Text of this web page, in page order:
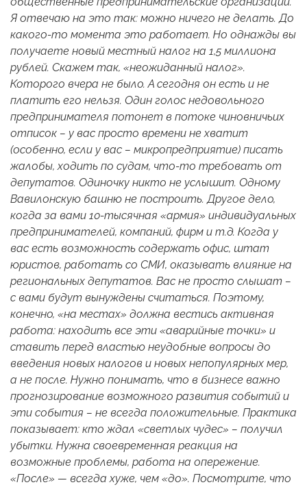
Я отвечаю на это так: можно ничего не делать. До
какого-то момента это работает. Но однажды вы
получаете новый местный налог на 1,5 миллиона
рублей. Скажем так, «неожиданный налог».
Которого вчера не было. А сегодня он есть и не
платить его нельзя. Один голос недовольного
предпринимателя потонет в потоке чиновничьих
отписок – у вас просто времени не хватит
(особенно, если у вас – микропредприятие) писать
жалобы, ходить по судам, что-то требовать от
депутатов. Одиночку никто не услышит. Одному
Вавилонскую башню не построить. Другое дело,
когда за вами 10-тысячная «армия» индивидуальных
предпринимателей, компаний, фирм и т.д. Когда у
вас есть возможность содержать офис, штат
юристов, работать со СМИ, оказывать влияние на
региональных депутатов. Вас не просто слышат –
с вами будут вынуждены считаться. Поэтому,
конечно, «на местах» должна вестись активная
работа: находить все эти «аварийные точки» и
ставить перед властью неудобные вопросы до
введения новых налогов и новых непопулярных мер,
а не после. Нужно понимать, что в бизнесе важно
прогнозирование возможного развития событий и
эти события – не всегда положительные. Практика
показывает: кто ждал «светлых чудес» – получил
убытки. Нужна своевременная реакция на
возможные проблемы, работа на опережение.
«После» — всегда хуже, чем «до». Посмотрите, что